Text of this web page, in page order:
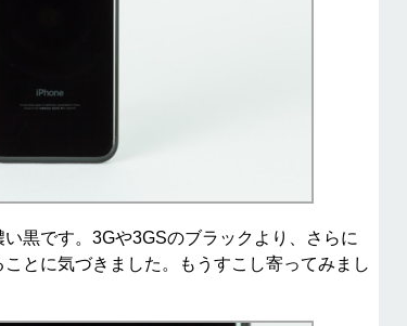
黒です。3Gや3GSのブラックより、さらに
とに気づきました。もうすこし寄ってみまし